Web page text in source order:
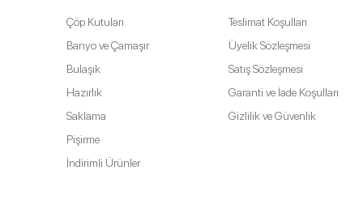
Çöp Kutuları
Banyo ve Çamaşır
Bulaşık
Hazırlık
Saklama
Pişirme
İndirimli Ürünler
Teslimat Koşulları
Üyelik Sözleşmesi
Satış Sözleşmesi
Garanti ve İade Koşulları
Gizlilik ve Güvenlik